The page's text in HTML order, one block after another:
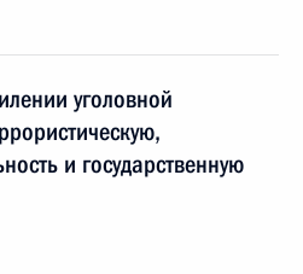
уголовной
и государственную